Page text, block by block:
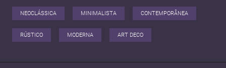
NEOCLÁSSICA MINIMALISTA CONTEMPORÂNEA
RÚSTICO MODERNA ART DECO